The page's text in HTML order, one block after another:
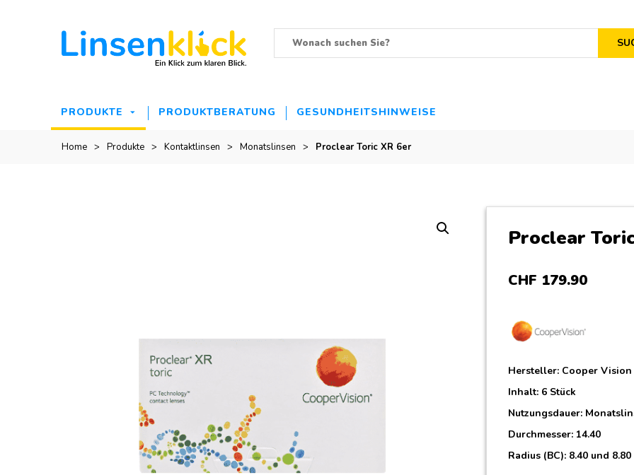
PRODUKTE PRODUKTBERATUNG GESUNDHEITSHINWEISE
Home > Produkte > Kontaktlinsen > Monatslinsen > Proclear Toric XR 6er
Proclear
CHF 179.90
Hersteller: Cooper Vision
Inhalt: 6 Stück
Nutzungsdauer:
Durchmesser: 14.40
Radius (BC): 8.40 und 8.80